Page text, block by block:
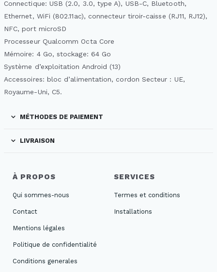
Connectique: USB (2.0, 3.0, type A), USB-C, Bluetooth,
Ethernet, WiFi (802.11ac), connecteur tiroir-caisse (RJ11, RJ12),
NFC, port microSD
Processeur Qualcomm Octa Core
Mémoire: 4 Go, stockage: 64 Go
Système d’exploitation Android (13)
Accessoires: bloc d’alimentation, cordon Secteur : UE,
Royaume-Uni, C5.
MÉTHODES DE PAIEMENT
LIVRAISON
À PROPOS
Qui sommes-nous
Contact
Mentions légales
Politique de confidentialité
Conditions generales
SERVICES
Termes et conditions
Installations